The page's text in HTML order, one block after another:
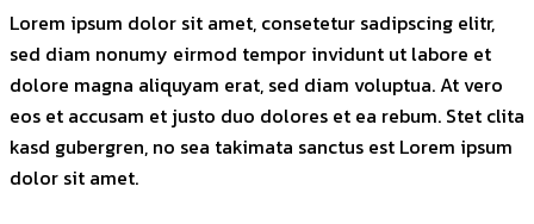
Lorem ipsum dolor sit amet, consetetur sadipscing elitr,
sed diam nonumy eirmod tempor invidunt ut labore et
dolore magna aliquyam erat, sed diam voluptua. At vero
eos et accusam et justo duo dolores et ea rebum. Stet clita
kasd gubergren, no sea takimata sanctus est Lorem ipsum
dolor sit amet.